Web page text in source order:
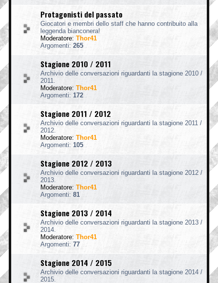
Protagonisti del passato
Giocatori e membri dello staff che hanno contribuito alla
leggenda bianconera!
Moderatore: Thor41
Argomenti: 265
Stagione 2010 / 2011
Archivio delle conversazioni riguardanti la stagione 2010 /
2011.
Moderatore: Thor41
Argomenti: 172
Stagione 2011 / 2012
Archivio delle conversazioni riguardanti la stagione 2011 /
2012.
Moderatore: Thor41
Argomenti: 105
Stagione 2012 / 2013
Archivio delle conversazioni riguardanti la stagione 2012 /
2013.
Moderatore: Thor41
Argomenti: 81
Stagione 2013 / 2014
Archivio delle conversazioni riguardanti la stagione 2013 /
2014.
Moderatore: Thor41
Argomenti: 77
Stagione 2014 / 2015
Archivio delle conversazioni riguardanti la stagione 2014 /
2015.